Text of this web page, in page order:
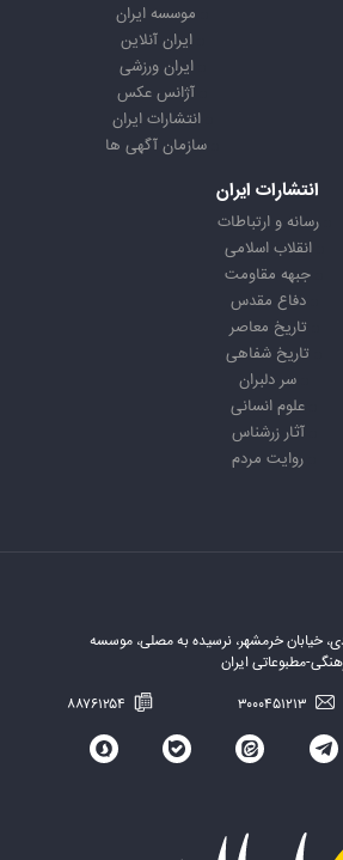
موسسه ایران
ایران آنلاین
ایران ورزشی
آژانس عکس
انتشارات ایران
سازمان آگهی ها
انتشارات ایران
رسانه و ارتباطات
انقلاب اسلامی
جبهه مقاومت
دفاع مقدس
تاریخ معاصر
تاریخ شفاهی
سر دلبران
علوم انسانی
آثار زرشناس
روایت مردم
خیابان خرمشهر، نرسیده به مصلی، موسسه
مطبوعاتی ایران